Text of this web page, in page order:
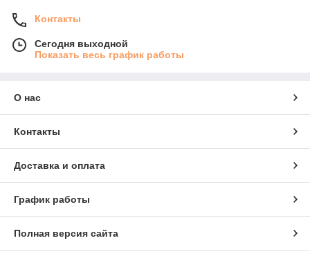
Контакты
Сегодня выходной
Показать весь график работы
О нас
Контакты
Доставка и оплата
График работы
Полная версия сайта